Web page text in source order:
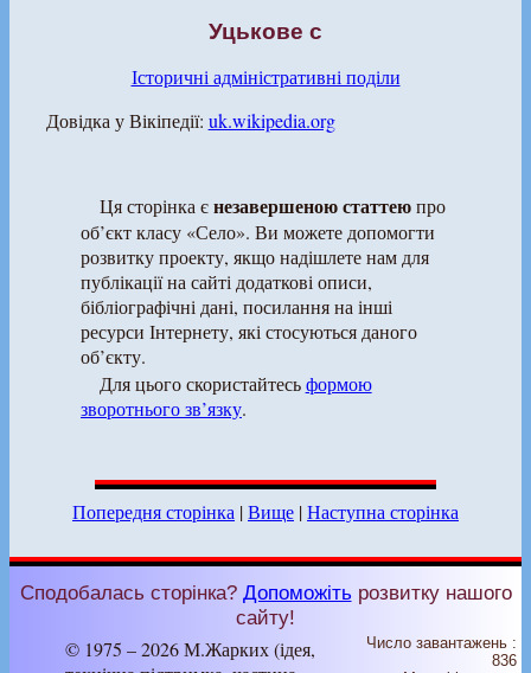
Уцькове с
Історичні адміністративні поділи
Довідка у Вікіпедії: uk.wikipedia.org
Ця сторінка єнезавершеною статтеюпро
об’єкт класу «Село». Ви можете допомогти
розвитку проекту, якщо надішлете нам для
публікації на сайті додаткові описи,
бібліографічні дані, посилання на інші
ресурси Інтернету, які стосуються даного
об’єкту.
Для цього скористайтесьформою
зворотнього зв’язку.
Попередня сторінка |Вище |Наступна сторінка
Сподобалась сторінка? Допоможіть розвитку нашого
сайту!
© 1975 – 2026 М.Жарких (ідея,
Число завантажень :
836